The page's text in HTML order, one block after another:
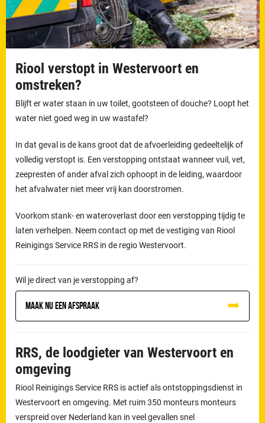
Riool verstopt in Westervoort en
omstreken?
Blijft er water staan in uw toilet, gootsteen of douche? Loopt het
water niet goed weg in uw wastafel?
In dat geval is de kans groot dat de afvoerleiding gedeeltelijk of
volledig verstopt is. Een verstopping ontstaat wanneer vuil, vet,
zeepresten of ander afval zich ophoopt in de leiding, waardoor
het afvalwater niet meer vrij kan doorstromen.
Voorkom stank- en wateroverlast door een verstopping tijdig te
laten verhelpen. Neem contact op met de vestiging van Riool
Reinigings Service RRS in de regio Westervoort.
Wil je direct van je verstopping af?
Maak nu een afspraak
RRS, de loodgieter van Westervoort en
omgeving
Riool Reinigings Service RRS is actief als ontstoppingsdienst in
Westervoort en omgeving. Met ruim 350 monteurs monteurs
verspreid over Nederland kan in veel gevallen snel